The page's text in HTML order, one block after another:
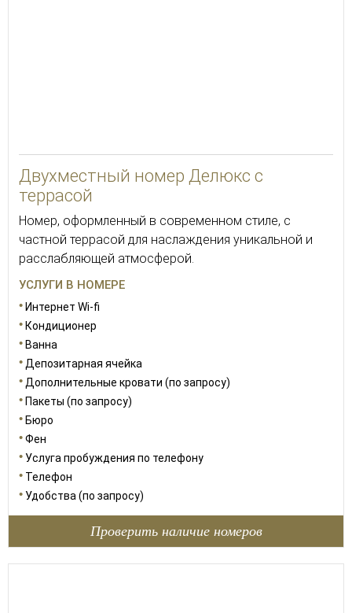
Двухместный номер Делюкс с
террасой
Номер, оформленный в современном стиле, с
частной террасой для наслаждения уникальной и
расслабляющей атмосферой.
УСЛУГИ В НОМЕРЕ
Интернет Wi-fi
Кондиционер
Ванна
Депозитарная ячейка
Дополнительные кровати (по запросу)
Пакеты (по запросу)
Бюро
Фен
Услуга пробуждения по телефону
Телефон
Удобства (по запросу)
Проверить наличие номеров